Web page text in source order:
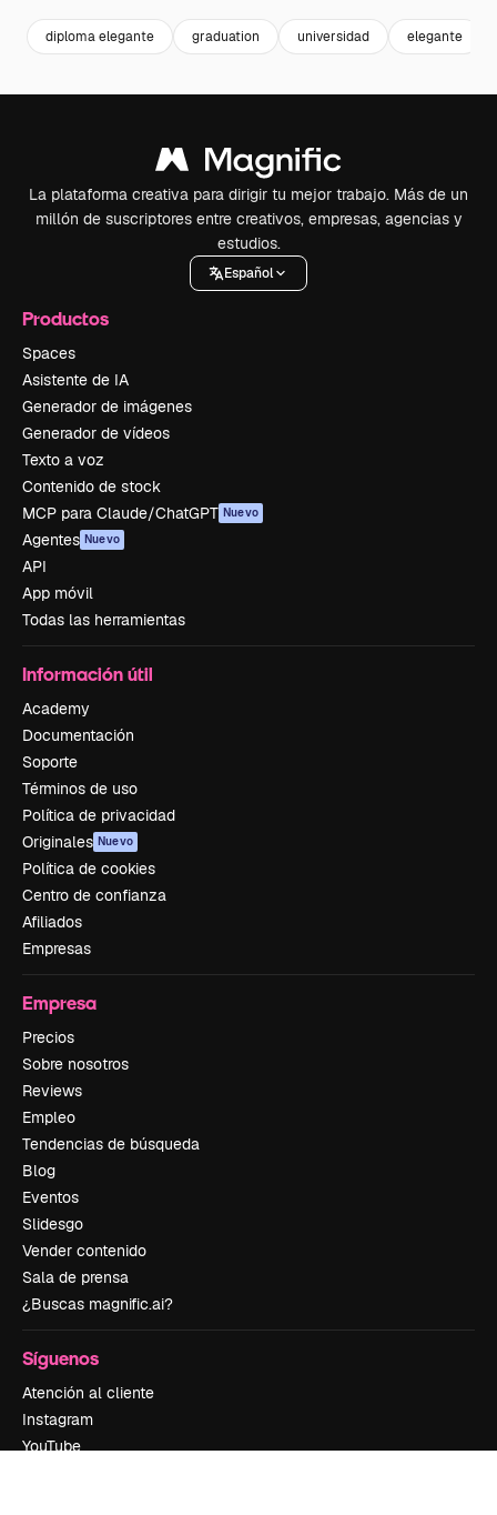
diploma elegante graduation universidad elegante
La plataforma creativa para dirigir tu mejor trabajo. Más de un
millón de suscriptores entre creativos, empresas, agencias y
estudios.
Español
Productos
Spaces
Asistente de IA
Generador de imágenes
Generador de vídeos
Texto a voz
Contenido de stock
MCP para Claude/ChatGPT Nuevo
Agentes Nuevo
API
App móvil
Todas las herramientas
Información útil
Academy
Documentación
Soporte
Términos de uso
Política de privacidad
Originales Nuevo
Política de cookies
Centro de confianza
Afiliados
Empresas
Empresa
Precios
Sobre nosotros
Reviews
Empleo
Tendencias de búsqueda
Blog
Eventos
Slidesgo
Vender contenido
Sala de prensa
¿Buscas magnific.ai?
Síguenos
Atención al cliente
Instagram
YouTube